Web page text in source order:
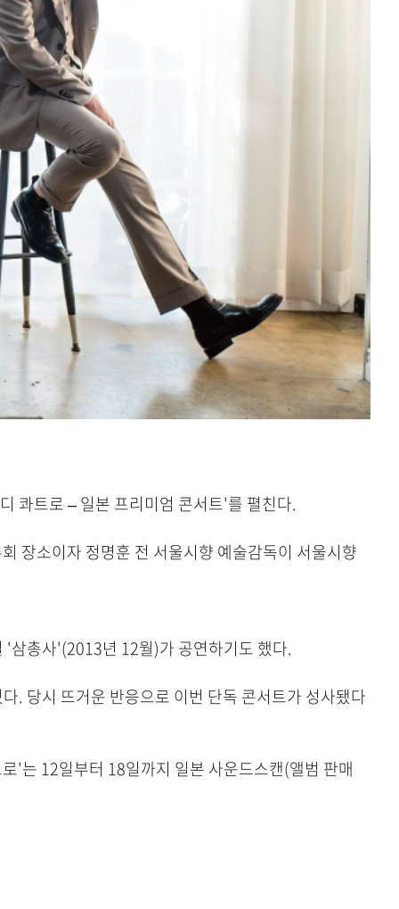
콰트로 – 일본 프리미엄 콘서트'를 펼친다.
장소이자 정명훈 전 서울시향 예술감독이 서울시향
삼총사'(2013년 12월)가 공연하기도 했다.
. 당시 뜨거운 반응으로 이번 단독 콘서트가 성사됐다
'는 12일부터 18일까지 일본 사운드스캔(앨범 판매